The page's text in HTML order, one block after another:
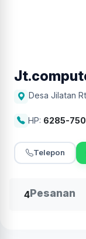
Desa Jilatan
HP: 6285-
Telepon
4Pesanan